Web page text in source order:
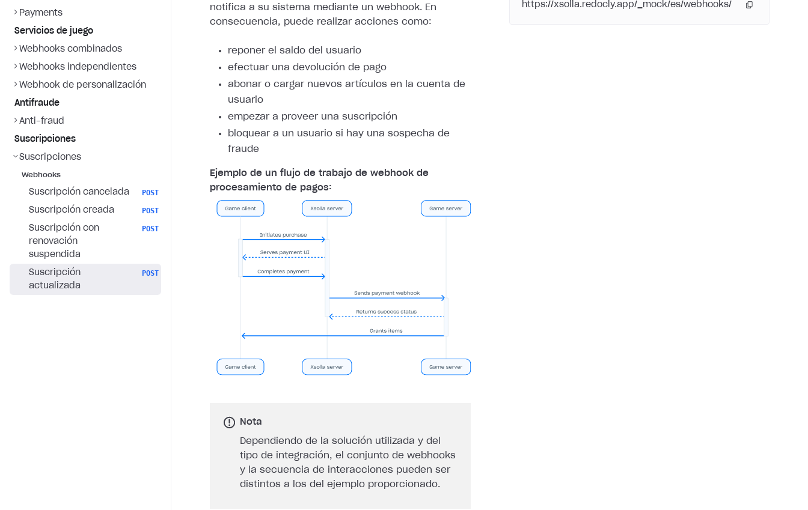
Payments
Servicios de juego
Webhooks combinados
Webhooks independientes
Webhook de personalización
Antifraude
Anti-fraud
Suscripciones
Suscripciones
Webhooks
Suscripción cancelada POST
Suscripción creada POST
Suscripción con
renovación
suspendida
POST
Suscripción
actualizada
POST
notifica a su sistema mediante un webhook. En
consecuencia, puede realizar acciones como:
reponer el saldo del usuario
efectuar una devolución de pago
abonar o cargar nuevos artículos en la cuenta de
usuario
empezar a proveer una suscripción
bloquear a un usuario si hay una sospecha de
fraude
Ejemplo de un flujo de trabajo de webhook de
procesamiento de pagos:
Nota
Dependiendo de la solución utilizada y del
tipo de integración, el conjunto de webhooks
y la secuencia de interacciones pueden ser
distintos a los del ejemplo proporcionado.
https://xsolla.redocly.app/_mock/es/webhooks/